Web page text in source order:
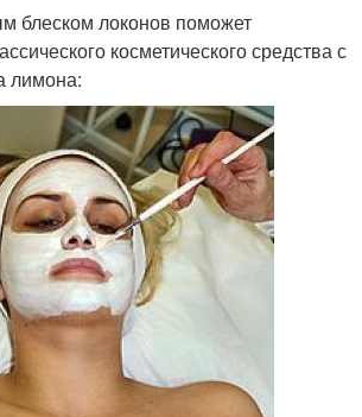
блеском локонов поможет
косметического средства с
лимона: